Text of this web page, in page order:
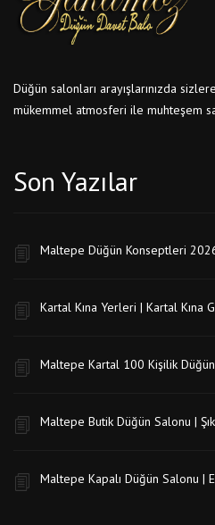
Düğün salonları arayışlarınızda
mükemmel atmosferi ile muhteşem
Son Yazılar
Maltepe Düğün Konseptleri
Kartal Kına Yerleri | Kartal Kına
Maltepe Kartal 100 Kişilik
Maltepe Butik Düğün Salonu |
Maltepe Kapalı Düğün Salonu |